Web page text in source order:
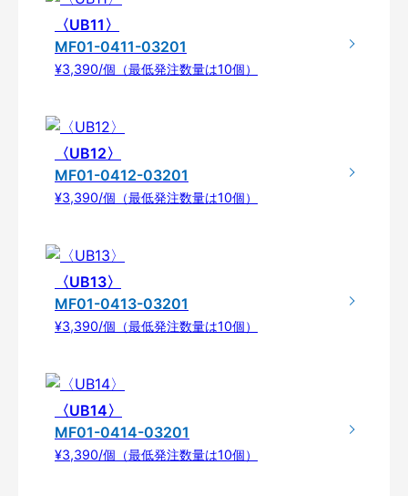
〈UB11〉
MF01-0411-03201
¥3,390/個（最低発注数量は10個）
〈UB12〉
MF01-0412-03201
¥3,390/個（最低発注数量は10個）
〈UB13〉
MF01-0413-03201
¥3,390/個（最低発注数量は10個）
〈UB14〉
MF01-0414-03201
¥3,390/個（最低発注数量は10個）